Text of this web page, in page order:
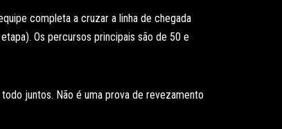
completa a cruzar a linha de chegada
Os percursos principais são de 50 e
juntos. Não é uma prova de revezamento